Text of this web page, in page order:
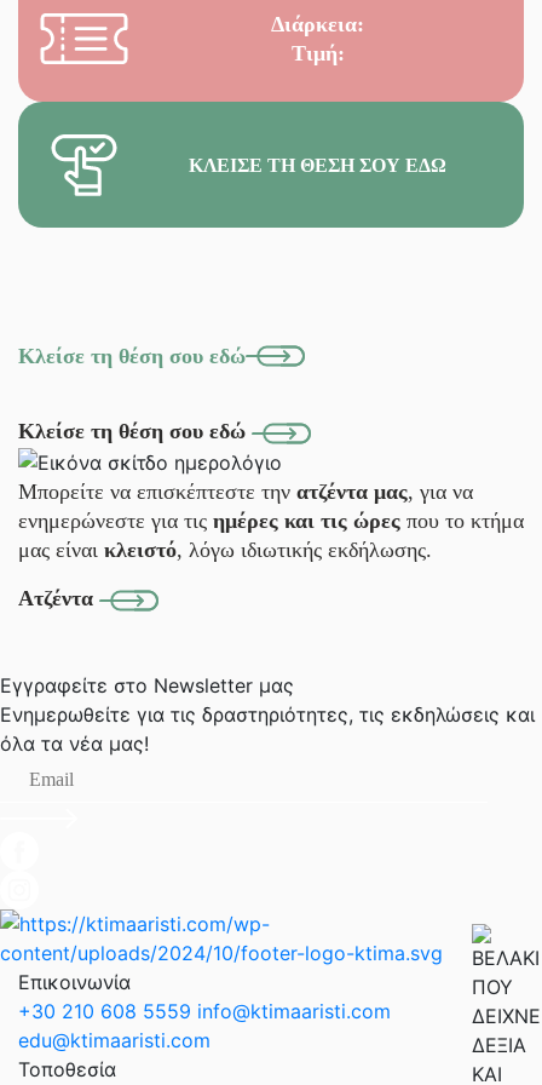
Διάρκεια:
Τιμή:
ΚΛΕΊΣΕ ΤΗ ΘΈΣΗ ΣΟΥ ΕΔΏ
Κλείσε τη θέση σου εδώ
Κλείσε τη θέση σου εδώ
Μπορείτε να επισκέπτεστε την ατζέντα μας, για να
ενημερώνεστε για τις ημέρες και τις ώρες που το κτήμα
μας είναι κλειστό, λόγω ιδιωτικής εκδήλωσης.
Ατζέντα
Εγγραφείτε στο Newsletter μας
Ενημερωθείτε για τις δραστηριότητες, τις εκδηλώσεις και
όλα τα νέα μας!
Επικοινωνία
+30 210 608 5559 info@ktimaaristi.com
edu@ktimaaristi.com
Τοποθεσία